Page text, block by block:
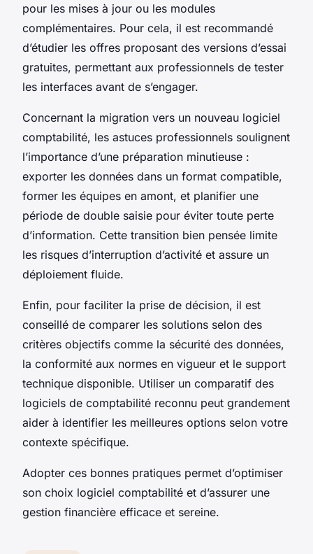
pour les mises à jour ou les modules
complémentaires. Pour cela, il est recommandé
d’étudier les offres proposant des versions d’essai
gratuites, permettant aux professionnels de tester
les interfaces avant de s’engager.
Concernant la migration vers un nouveau logiciel
comptabilité, les astuces professionnels soulignent
l’importance d’une préparation minutieuse :
exporter les données dans un format compatible,
former les équipes en amont, et planifier une
période de double saisie pour éviter toute perte
d’information. Cette transition bien pensée limite
les risques d’interruption d’activité et assure un
déploiement fluide.
Enfin, pour faciliter la prise de décision, il est
conseillé de comparer les solutions selon des
critères objectifs comme la sécurité des données,
la conformité aux normes en vigueur et le support
technique disponible. Utiliser un comparatif des
logiciels de comptabilité reconnu peut grandement
aider à identifier les meilleures options selon votre
contexte spécifique.
Adopter ces bonnes pratiques permet d’optimiser
son choix logiciel comptabilité et d’assurer une
gestion financière efficace et sereine.